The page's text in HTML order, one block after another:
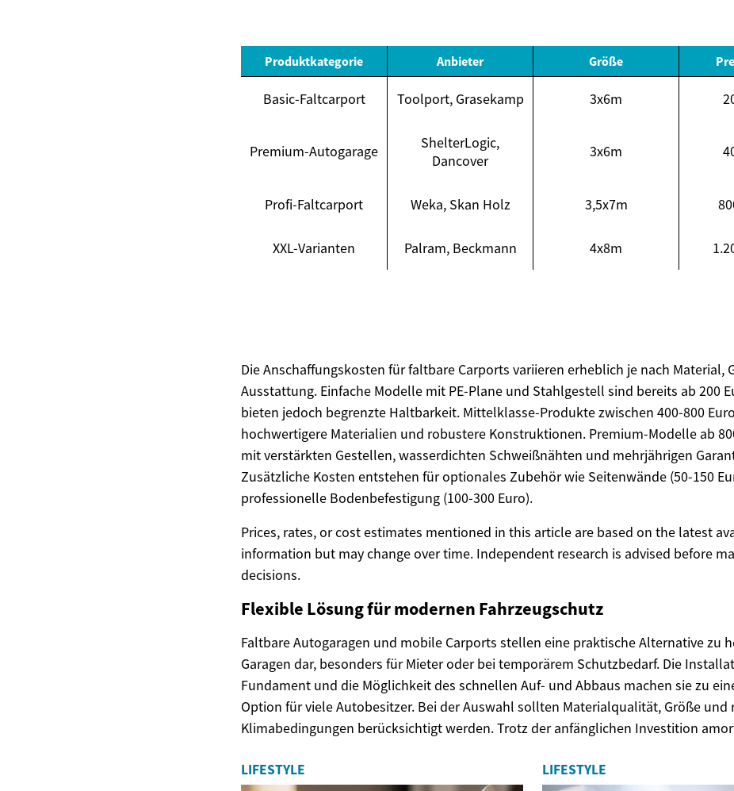
Produktkategorie Anbieter Größe
Basic-Faltcarport Toolport, Grasekamp 3x6m
Premium-Autogarage
ShelterLogic,
Dancover
3x6m
Profi-Faltcarport Weka, Skan Holz 3,5x7m
XXL-Varianten Palram, Beckmann 4x8m
Die Anschaffungskosten für faltbare Carports variieren erheblich je nach Material,
Ausstattung. Einfache Modelle mit PE-Plane und Stahlgestell sind bereits ab 200
bieten jedoch begrenzte Haltbarkeit. Mittelklasse-Produkte zwischen 400-800
hochwertigere Materialien und robustere Konstruktionen. Premium-Modelle ab
mit verstärkten Gestellen, wasserdichten Schweißnähten und mehrjährigen
Zusätzliche Kosten entstehen für optionales Zubehör wie Seitenwände (50-150
professionelle Bodenbefestigung (100-300 Euro).
Prices, rates, or cost estimates mentioned in this article are based on the latest
information but may change over time. Independent research is advised before
decisions.
Flexible Lösung für modernen Fahrzeugschutz
Faltbare Autogaragen und mobile Carports stellen eine praktische Alternative zu
Garagen dar, besonders für Mieter oder bei temporärem Schutzbedarf. Die
Fundament und die Möglichkeit des schnellen Auf- und Abbaus machen sie zu
Option für viele Autobesitzer. Bei der Auswahl sollten Materialqualität, Größe und
Klimabedingungen berücksichtigt werden. Trotz der anfänglichen Investition
LIFESTYLE LIFESTYLE